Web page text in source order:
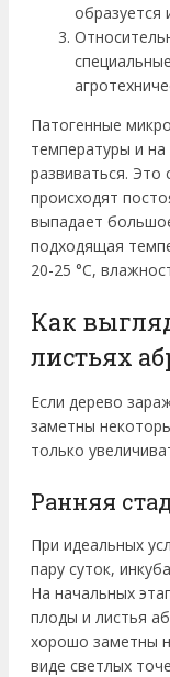
образуется
Патогенные
температуры и
развиваться. Это
происходят
выпадает
подходящая
20-25 °C,
Как
листьях
Если дерево
заметны
только
Ранняя
При идеальных
пару суток,
На начальных
плоды и листья
хорошо заметны
виде светлых